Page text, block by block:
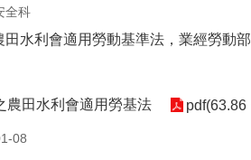
全科
田水利會適用勞動基準法，業經勞動
農田水利會適用勞基法 pdf(63.86
08